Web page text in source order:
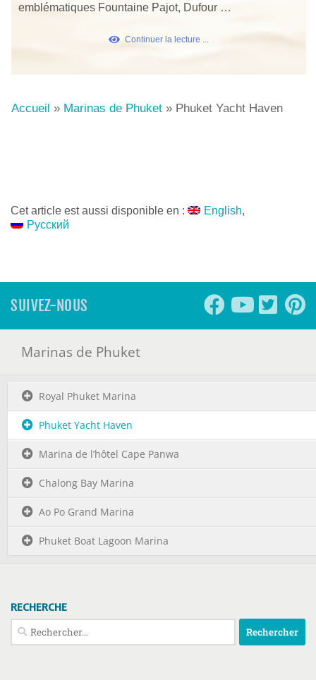
emblématiques Fountaine Pajot, Dufour …
Continuer la lecture ...
Accueil » Marinas de Phuket» Phuket Yacht Haven
Cet article est aussi disponible en :
English
Русский
SUIVEZ-NOUS
Marinas de Phuket
Royal Phuket Marina
Phuket Yacht Haven
Marina de l’hôtel Cape Panwa
Chalong Bay Marina
Ao Po Grand Marina
Phuket Boat Lagoon Marina
RECHERCHE
Rechercher :